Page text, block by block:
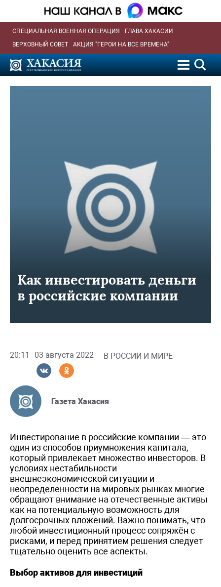
СПЕЦИАЛЬНАЯ ВОЕННАЯ ОПЕРАЦИЯ
ГЛАВА ХАКАСИИ
ВЕРХОВНЫЙ СОВЕТ
АКЦИЯ "ГЕРОИ НА ВСЕ ВРЕМЕНА"
Как инвестировать деньги
в российские компании
20:11 03 августа 2022 В РОССИИ И МИРЕ
Газета Хакасия
Инвестирование в российские компании — это
один из способов приумножения капитала,
который привлекает множество инвесторов. В
условиях нестабильности
внешнеэкономической ситуации и
неопределенности на мировых рынках многие
обращают внимание на отечественные активы
как на потенциальную возможность для
долгосрочных вложений. Важно понимать, что
любой инвестиционный процесс сопряжён с
рисками, и перед принятием решения следует
тщательно оценить все аспекты.
Выбор активов для инвестиций